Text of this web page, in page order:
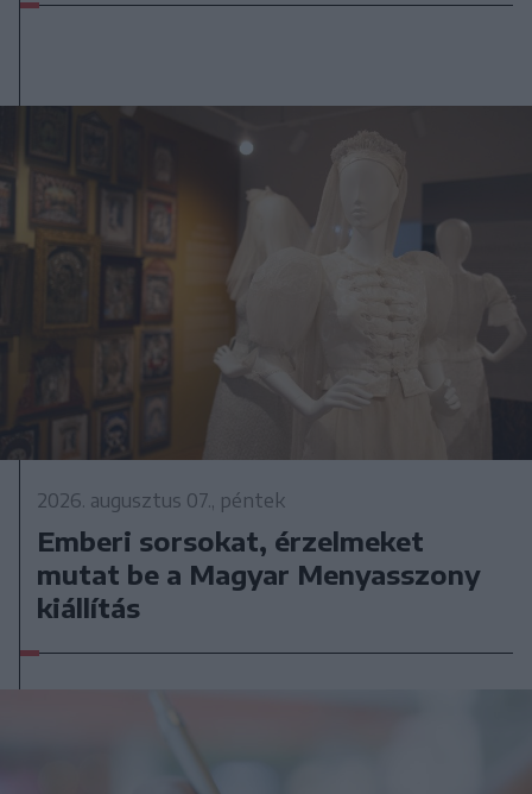
2026. augusztus 07., péntek
Emberi sorsokat, érzelmeket
mutat be a Magyar Menyasszony
kiállítás